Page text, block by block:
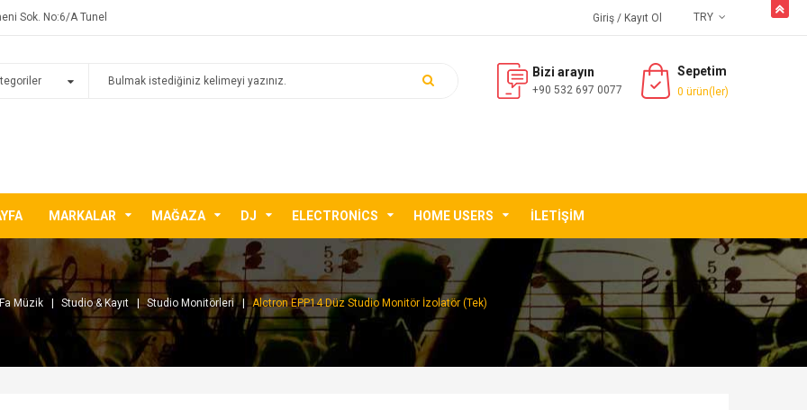
Sok. No:6/A Tunel TRY
Giriş / Kayıt Ol
Bizi arayın
+90 532 697 0077
Sepetim
0 ürün(ler)
MARKALAR MAĞAZA DJ ELECTRONICS HOME USERS İLETIŞIM
Müzik Studio & Kayıt Studio Monitörleri Alctron EPP14 Düz Studio Monitör İzolatör (Tek)